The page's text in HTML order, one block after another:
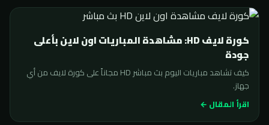
كورة لايف HD: مشاهدة المباريات اون لاين بأعلى
جودة
كيف تشاهد مباريات اليوم بث مباشر HD مجاناً على كورة لايف من أي
جهاز.
اقرأ المقال ←